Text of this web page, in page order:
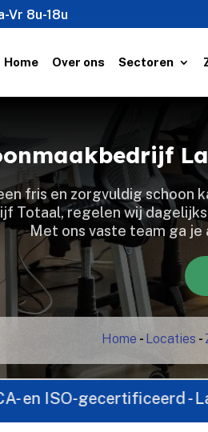
Vr 8u-18u
Home Over ons Sectoren
fris en zorgvuldig schoon
Totaal, regelen wij
Met ons vaste team ga
Home - Locaties -
- Landelijk